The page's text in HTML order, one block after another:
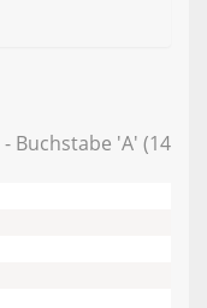
- Buchstabe 'A' (14